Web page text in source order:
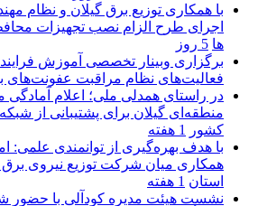
با همکاری توزیع برق گیلان و نظام
اجرای طرح الزام نصب تجهیزات
ها 5 روز
برگزاری وبینار تخصصی آموزش فرایند
فعالیت‌های نظام مراقبت عفونت‌های
در راستای همدلی ملی؛ اعلام آمادگی
منطقه‌ای گیلان برای پشتیبانی از
كشور
1 هفته
با هدف بهره‌گیری از توانمندی علمی:
همكاری میان شركت توزیع نیروی برق
استان 1 هفته
نشست هیئت مدیره کودآلی با حضور